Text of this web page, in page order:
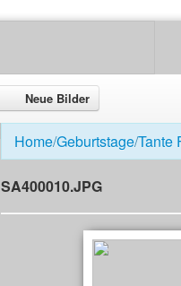
Neue Bilder
Home/Geburtstage/Tante
SA400010.JPG